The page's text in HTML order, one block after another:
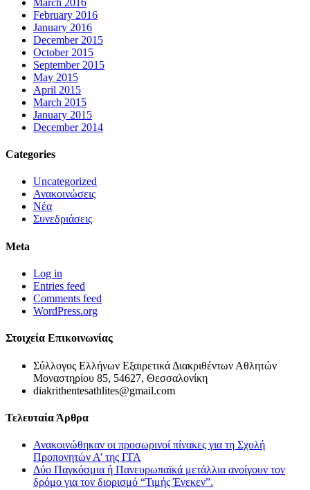
March 2016
February 2016
January 2016
December 2015
October 2015
September 2015
May 2015
April 2015
March 2015
January 2015
December 2014
Categories
Uncategorized
Ανακοινώσεις
Νέα
Συνεδριάσεις
Meta
Log in
Entries feed
Comments feed
WordPress.org
Στοιχεία Επικοινωνίας
Σύλλογος Ελλήνων Εξαιρετικά Διακριθέντων Αθλητών
Μοναστηρίου 85, 54627, Θεσσαλονίκη
diakrithentesathlites@gmail.com
Τελευταία Άρθρα
Ανακοινώθηκαν οι προσωρινοί πίνακες για τη Σχολή
Προπονητών Α’ της ΓΓΑ
Δύο Παγκόσμια ή Πανευρωπαϊκά μετάλλια ανοίγουν τον
δρόμο για τον διορισμό “Τιμής Ένεκεν”.